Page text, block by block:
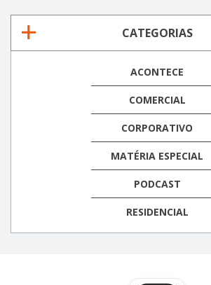
CATEGORIAS
ACONTECE
COMERCIAL
CORPORATIVO
MATÉRIA ESPECIAL
PODCAST
RESIDENCIAL